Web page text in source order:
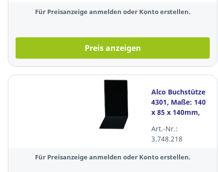
Für Preisanzeige anmelden oder Konto erstellen.
Preis anzeigen
Alco Buchstütze
4301, Maße: 140
x 85 x 140mm,
2 Stück
Art.-Nr.:
3.748.218
Für Preisanzeige anmelden oder Konto erstellen.